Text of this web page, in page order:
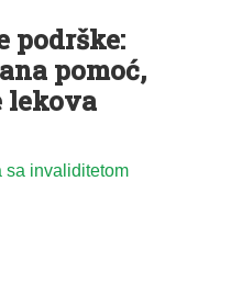
podrške:
pomoć,
lekova
sa invaliditetom